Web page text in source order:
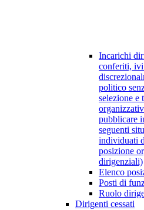
Incarichi
conferiti,
politico
selezione e
pubblicare
seguenti
individuati
posizione
dirigenziali)
Elenco
Posti di
Ruolo
Dirigenti cessati